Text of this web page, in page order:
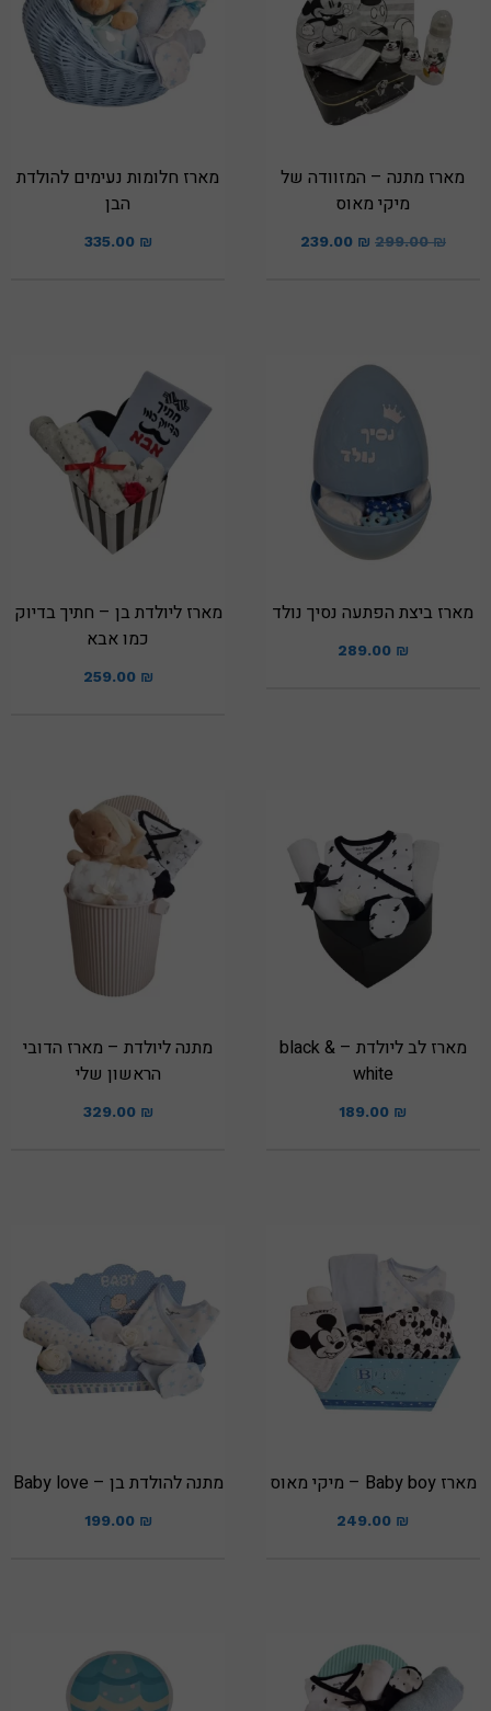
מארז מתנה – המזוודה של
מיקי מאוס
299.00₪
239.00 ₪
מארז חלומות נעימים להולדת
הבן
335.00 ₪
מארז ביצת הפתעה נסיך נולד
289.00 ₪
מארז ליולדת בן – חתיך בדיוק
כמו אבא
259.00 ₪
מארז לב ליולדת – black &
white
189.00 ₪
מתנה ליולדת – מארז הדובי
הראשון שלי
329.00 ₪
מארז Baby boy – מיקי מאוס
249.00 ₪
מתנה להולדת בן – Baby love
199.00 ₪